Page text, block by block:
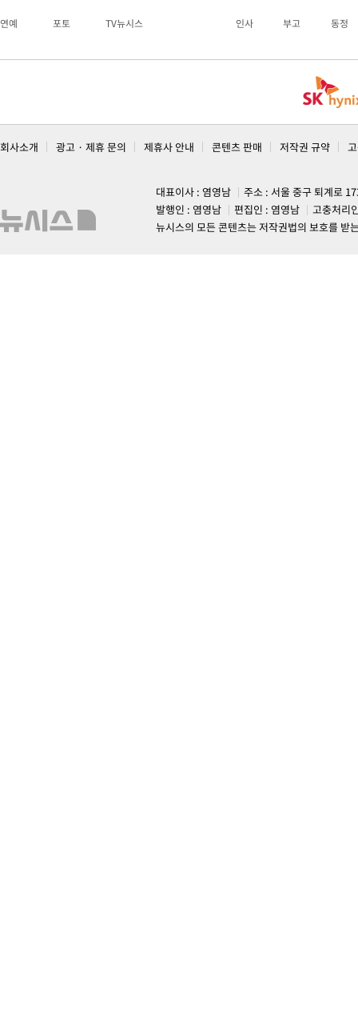
연예 포토 TV뉴시스 인사 부고 동정
회사소개 광고 · 제휴 문의 제휴사 안내 콘텐츠 판매 저작권 규약
대표이사 : 염영남
주소 : 서울 중구 퇴계로
발행인 : 염영남
편집인 : 염영남
고충처리
뉴시스의 모든 콘텐츠는 저작권법의 보호를